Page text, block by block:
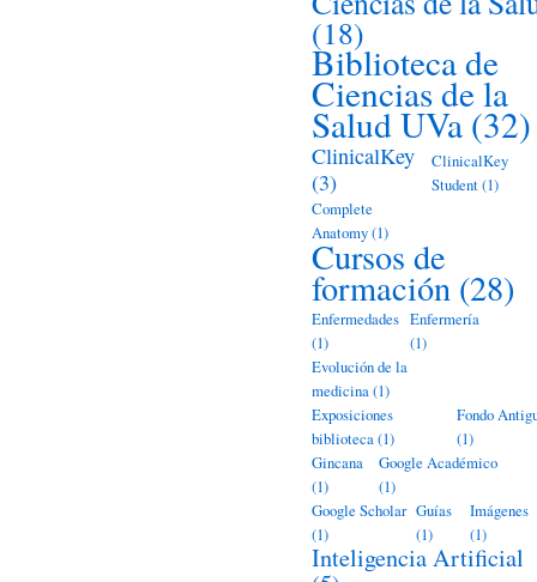
(18)
Biblioteca de
Ciencias de la
Salud UVa (32)
ClinicalKey
(3)
ClinicalKey
Student(1)
Complete
Anatomy(1)
Cursos de
formación (28)
Enfermedades
(1)
Enfermería
(1)
Evolución de la
medicina(1)
Exposiciones
biblioteca(1)
Fondo
(1)
Gincana
(1)
Google Académico
(1)
Google Scholar
(1)
Guías
(1)
Imágenes
(1)
Inteligencia Artificial